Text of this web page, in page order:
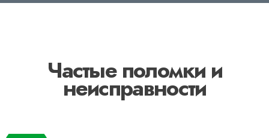
Частые поломки и
неисправности